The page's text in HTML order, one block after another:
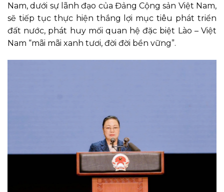
Nam, dưới sự lãnh đạo của Đảng Cộng sản Việt Nam,
sẽ tiếp tục thực hiện thắng lợi mục tiêu phát triển
đất nước, phát huy mối quan hệ đặc biệt Lào – Việt
Nam “mãi mãi xanh tươi, đời đời bền vững”.